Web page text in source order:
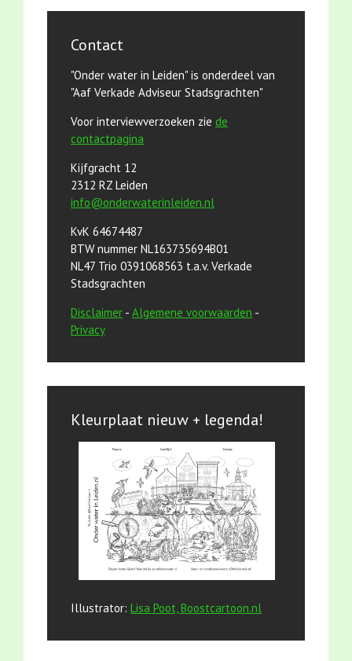
Contact
"Onder water in Leiden" is onderdeel van
"Aaf Verkade Adviseur Stadsgrachten"
Voor interviewverzoeken zie de
contactpagina
Kijfgracht 12
2312 RZ Leiden
info@onderwaterinleiden.nl
KvK 64674487
BTW nummer NL163735694B01
NL47 Trio 0391068563 t.a.v. Verkade
Stadsgrachten
Disclaimer - Algemene voorwaarden -
Privacy
Kleurplaat nieuw + legenda!
Illustrator: Lisa Poot, Boostcartoon.nl